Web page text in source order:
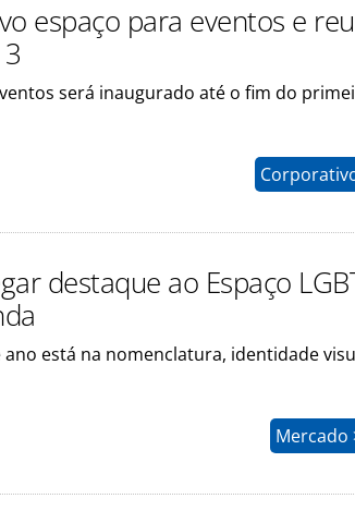
espaço para eventos e
será inaugurado até o fim do
destaque ao Espaço
está na nomenclatura, identidade
Mercado